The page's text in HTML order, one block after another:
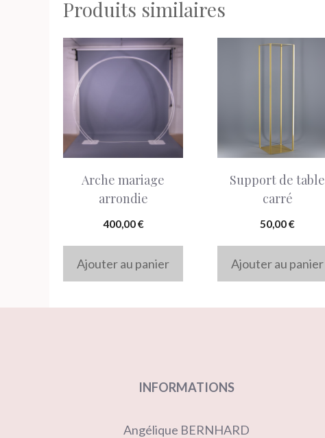
Produits similaires
Arche mariage
arrondie
400,00€
Ajouter au panier
Support de table
carré
50,00€
Ajouter au panier
INFORMATIONS
Angélique BERNHARD